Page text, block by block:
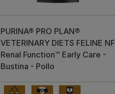
PURINA® PRO PLAN®
VETERINARY DIETS FELINE NF
Renal Function™ Early Care -
Bustina - Pollo